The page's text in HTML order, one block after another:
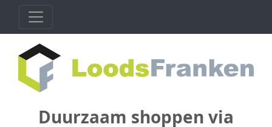
Duurzaam shoppen via